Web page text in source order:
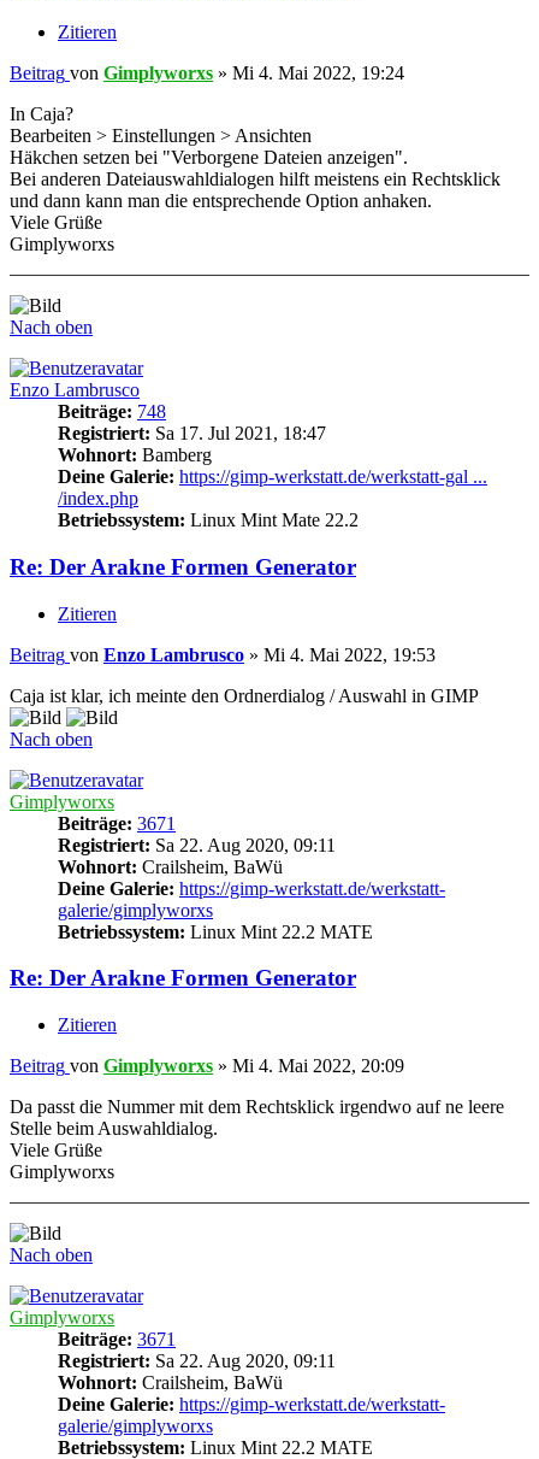
Zitieren
Beitrag von Gimplyworxs » Mi 4. Mai 2022, 19:24
In Caja?
Bearbeiten > Einstellungen > Ansichten
Häkchen setzen bei "Verborgene Dateien anzeigen".
Bei anderen Dateiauswahldialogen hilft meistens ein Rechtsklick
und dann kann man die entsprechende Option anhaken.
Viele Grüße
Gimplyworxs
Nach oben
Enzo Lambrusco
Beiträge: 748
Registriert: Sa 17. Jul 2021, 18:47
Wohnort: Bamberg
Deine Galerie: https://gimp-werkstatt.de/werkstatt-gal ...
/index.php
Betriebssystem: Linux Mint Mate 22.2
Re: Der Arakne Formen Generator
Zitieren
Beitrag von Enzo Lambrusco » Mi 4. Mai 2022, 19:53
Caja ist klar, ich meinte den Ordnerdialog / Auswahl in GIMP
Nach oben
Gimplyworxs
Beiträge: 3671
Registriert: Sa 22. Aug 2020, 09:11
Wohnort: Crailsheim, BaWü
Deine Galerie: https://gimp-werkstatt.de/werkstatt-
galerie/gimplyworxs
Betriebssystem: Linux Mint 22.2 MATE
Re: Der Arakne Formen Generator
Zitieren
Beitrag von Gimplyworxs » Mi 4. Mai 2022, 20:09
Da passt die Nummer mit dem Rechtsklick irgendwo auf ne leere
Stelle beim Auswahldialog.
Viele Grüße
Gimplyworxs
Nach oben
Gimplyworxs
Beiträge: 3671
Registriert: Sa 22. Aug 2020, 09:11
Wohnort: Crailsheim, BaWü
Deine Galerie: https://gimp-werkstatt.de/werkstatt-
galerie/gimplyworxs
Betriebssystem: Linux Mint 22.2 MATE